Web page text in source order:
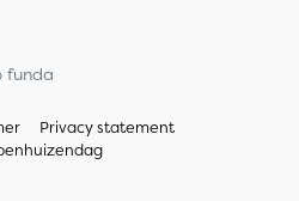
funda
Privacy statement